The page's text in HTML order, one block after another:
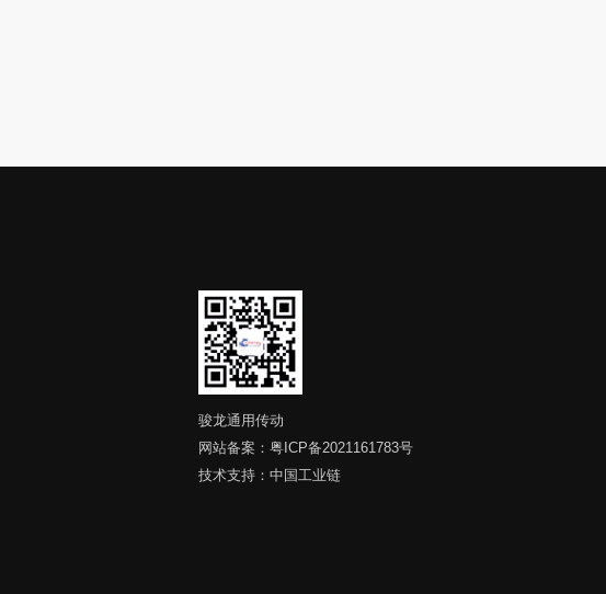
骏龙通用传动
网站备案： 粤ICP备2021161783号
技术支持： 中国工业链